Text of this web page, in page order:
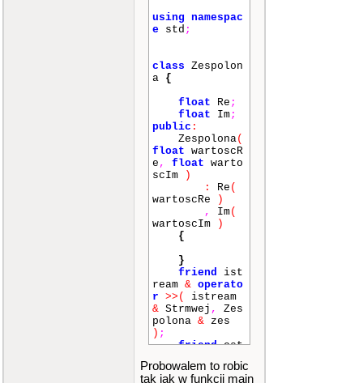
using namespac
e std ;
class Zespolon
a {
float Re ;
float Im;
public :
Zespolona(
float wartoscR
e , float warto
scIm
)
:
Re (
wartoscRe
)
,
Im(
wartoscIm
)
{
}
friend ist
ream & operato
r >> (
istream
& Strmwej ,
Zes
polona & zes
) ;
friendost
r <<(ostream
Probowalem to robic
tak jak w funkcji main